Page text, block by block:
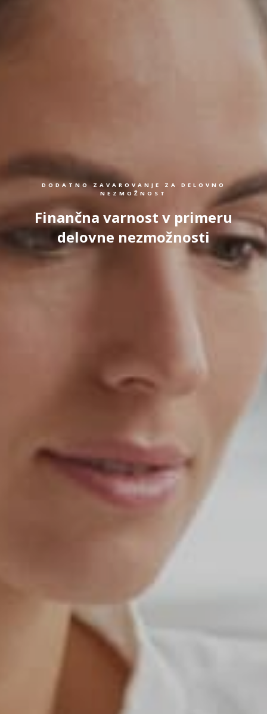
DODATNO ZAVAROVANJE ZA DELOVNO
NEZMOŽNOST
Finančna varnost v primeru
delovne nezmožnosti